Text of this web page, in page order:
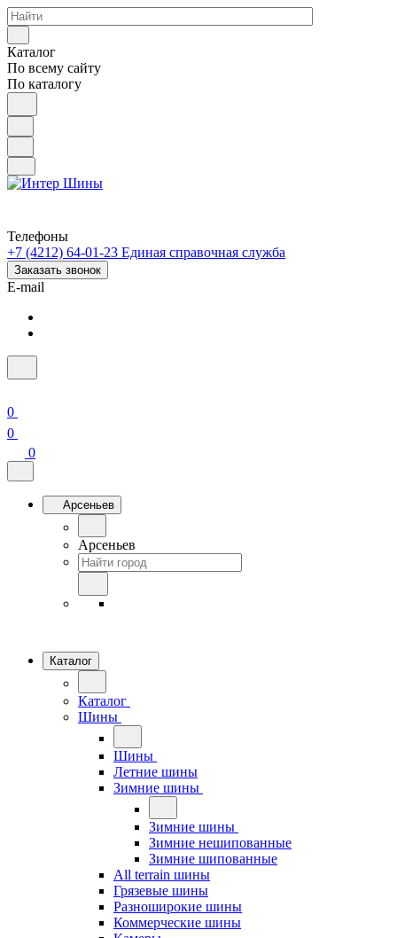
Каталог
По всему сайту
По каталогу
Телефоны
+7 (4212) 64-01-23 Единая справочная служба
Заказать звонок
E-mail
0
0
0
Арсеньев
Арсеньев
Каталог
Каталог
Шины
Шины
Летние шины
Зимние шины
Зимние шины
Зимние нешипованные
Зимние шипованные
All terrain шины
Грязевые шины
Разноширокие шины
Коммерческие шины